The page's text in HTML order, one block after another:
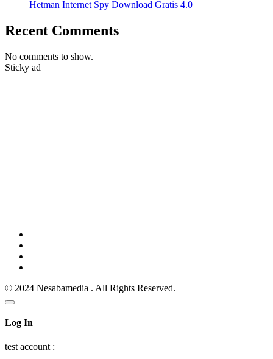
Hetman Internet Spy Download Gratis 4.0
Recent Comments
No comments to show.
Sticky ad
© 2024 Nesabamedia . All Rights Reserved.
Log In
test account :